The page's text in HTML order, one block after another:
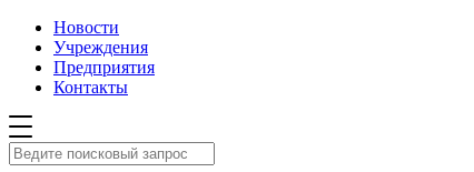
Новости
Учреждения
Предприятия
Контакты